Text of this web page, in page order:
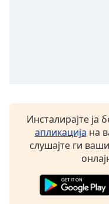
Инсталирајте ја
апликација на
слушајте ги